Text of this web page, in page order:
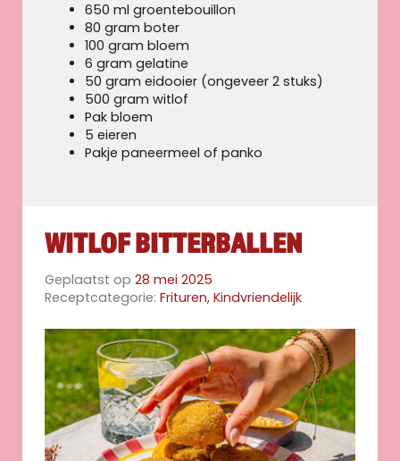
650 ml groentebouillon
80 gram boter
100 gram bloem
6 gram gelatine
50 gram eidooier (ongeveer 2 stuks)
500 gram witlof
Pak bloem
5 eieren
Pakje paneermeel of panko
WITLOF BITTERBALLEN
Geplaatst op 28 mei 2025
Receptcategorie: Frituren, Kindvriendelijk